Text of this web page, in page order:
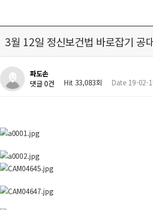
3월 12일 정신보건법 바로잡기 공
파도손
댓글 0건
Hit 33,083회 Date 19-02-